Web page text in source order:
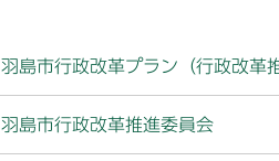
羽島市行政改革プラン（行政改革
羽島市行政改革推進委員会